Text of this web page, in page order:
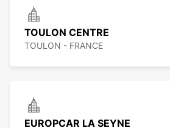
TOULON CENTRE
TOULON - FRANCE
EUROPCAR LA SEYNE